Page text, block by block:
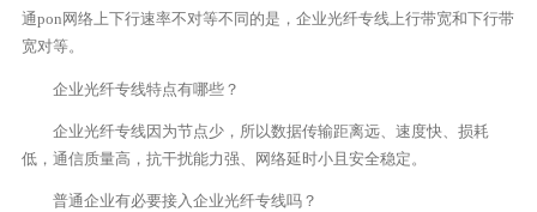
通pon网络上下行速率不对等不同的是，企业光纤专线上行带宽和下行带
宽对等。
企业光纤专线特点有哪些？
企业光纤专线因为节点少，所以数据传输距离远、速度快、损耗
低，通信质量高，抗干扰能力强、网络延时小且安全稳定。
普通企业有必要接入企业光纤专线吗？